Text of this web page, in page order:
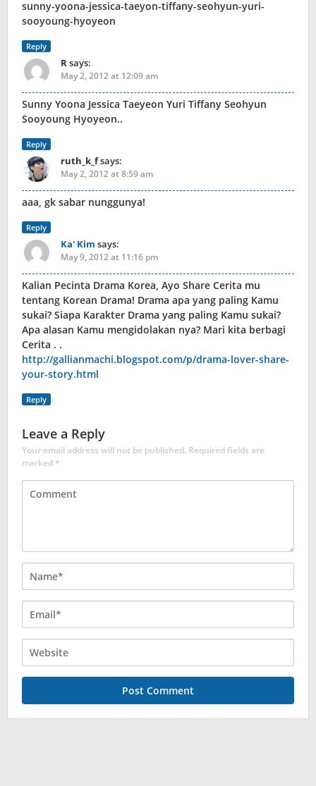
sunny-yoona-jessica-taeyon-tiffany-seohyun-yuri-
sooyoung-hyoyeon
Reply
Rsays:
May 2, 2012 at 12:09 am
Sunny Yoona Jessica Taeyeon Yuri Tiffany Seohyun
Sooyoung Hyoyeon..
Reply
ruth_k_fsays:
May 2, 2012 at 8:59 am
aaa, gk sabar nunggunya!
Reply
Ka' Kim says:
May 9, 2012 at 11:16 pm
Kalian Pecinta Drama Korea, Ayo Share Cerita mu
tentang Korean Drama! Drama apa yang paling Kamu
sukai? Siapa Karakter Drama yang paling Kamu sukai?
Apa alasan Kamu mengidolakan nya? Mari kita berbagi
Cerita . .
http://gallianmachi.blogspot.com/p/drama-lover-share-
your-story.html
Reply
Leave a Reply
Your email address will not be published. Required fields are
marked*